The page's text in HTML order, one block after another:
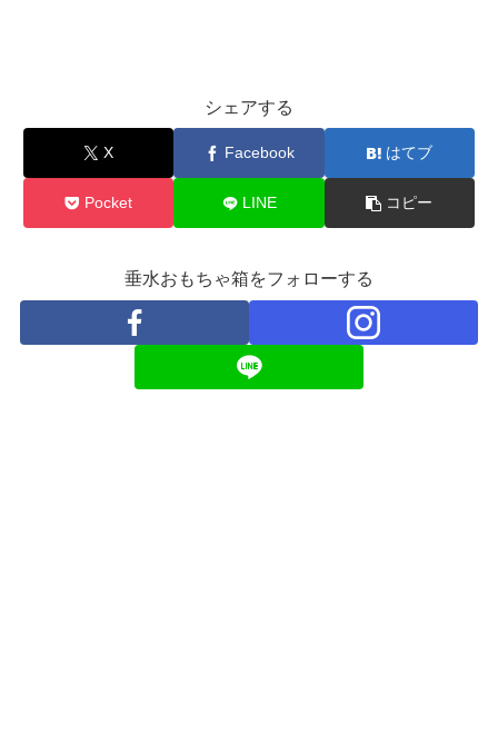
シェアする
X Facebook はてブ
Pocket LINE コピー
垂水おもちゃ箱をフォローする